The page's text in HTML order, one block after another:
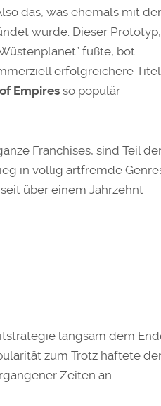
das, was ehemals mit
wurde. Dieser Prototyp,
fußte, bot
erfolgreichere Titel
Empiresso populär
Franchises, sind Teil
in völlig artfremde
über einem Jahrzehnt
langsam dem
zum Trotz haftete
Zeiten an.